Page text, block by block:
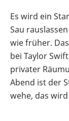
Es wird ein
Sau
wie früher.
bei Taylor
privater
Abend ist der
wehe, das